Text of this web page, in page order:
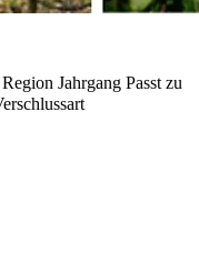
Region Jahrgang Passt zu